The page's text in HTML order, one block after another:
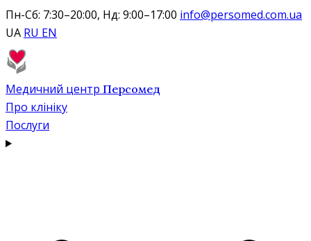
Пн-Сб: 7:30–20:00, Нд: 9:00–17:00 info@persomed.com.ua
UA RU EN
Медичний центр Персомед
Про клініку
Послуги